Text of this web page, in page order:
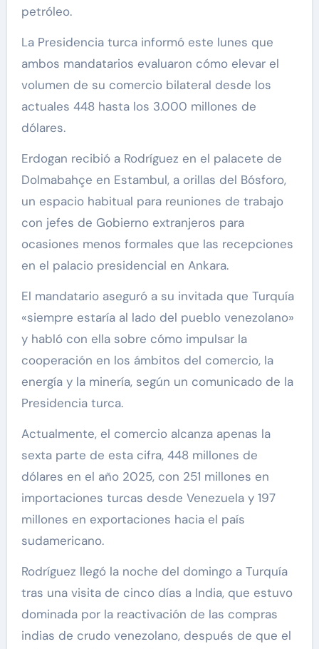
petróleo.
La Presidencia turca informó este lunes que
ambos mandatarios evaluaron cómo elevar el
volumen de su comercio bilateral desde los
actuales 448 hasta los 3.000 millones de
dólares.
Erdogan recibió a Rodríguez en el palacete de
Dolmabahçe en Estambul, a orillas del Bósforo,
un espacio habitual para reuniones de trabajo
con jefes de Gobierno extranjeros para
ocasiones menos formales que las recepciones
en el palacio presidencial en Ankara.
El mandatario aseguró a su invitada que Turquía
«siempre estaría al lado del pueblo venezolano»
y habló con ella sobre cómo impulsar la
cooperación en los ámbitos del comercio, la
energía y la minería, según un comunicado de la
Presidencia turca.
Actualmente, el comercio alcanza apenas la
sexta parte de esta cifra, 448 millones de
dólares en el año 2025, con 251 millones en
importaciones turcas desde Venezuela y 197
millones en exportaciones hacia el país
sudamericano.
Rodríguez llegó la noche del domingo a Turquía
tras una visita de cinco días a India, que estuvo
dominada por la reactivación de las compras
indias de crudo venezolano, después de que el